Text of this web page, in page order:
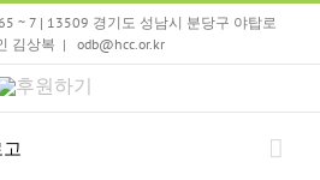
~ 7 | 13509 경기도 성남시 분당구 야탑로
김상복 | odb@hcc.or.kr